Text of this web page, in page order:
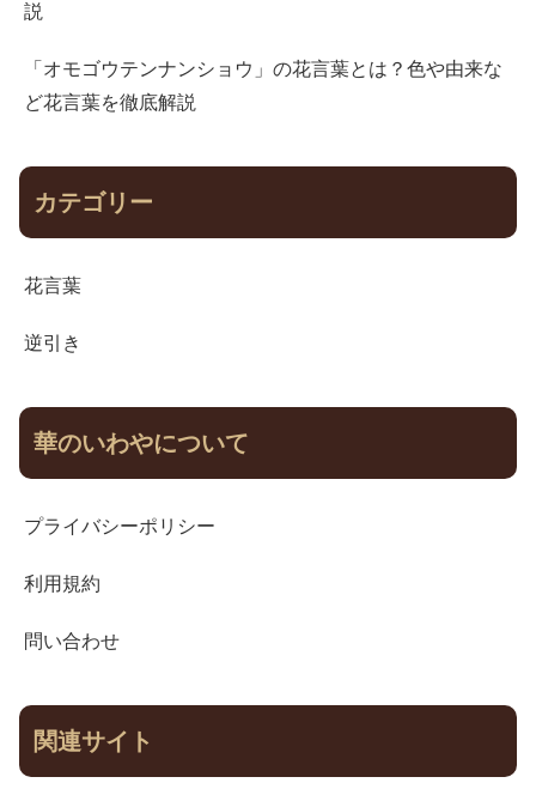
説
「オモゴウテンナンショウ」の花言葉とは？色や由来な
ど花言葉を徹底解説
カテゴリー
花言葉
逆引き
華のいわやについて
プライバシーポリシー
利用規約
問い合わせ
関連サイト